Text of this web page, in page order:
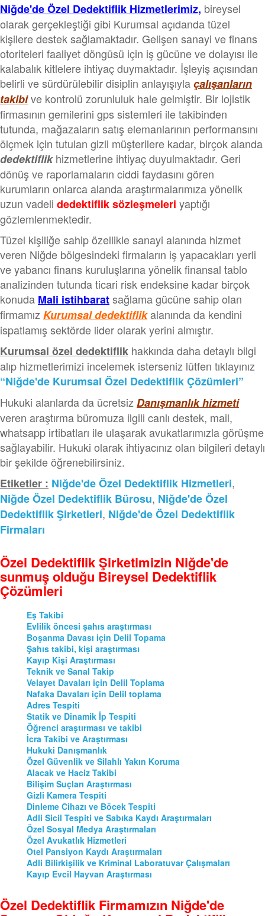
Niğde'de Özel Dedektiflik Hizmetlerimiz, bireysel
olarak gerçekleştiği gibi Kurumsal açıdanda tüzel
kişilere destek sağlamaktadır. Gelişen sanayi ve finans
otoriteleri faaliyet döngüsü için iş gücüne ve dolayısı ile
kalabalık kitlelere ihtiyaç duymaktadır. İşleyiş açısından
belirli ve sürdürülebilir disiplin anlayışıylaçalışanların
takibive kontrolü zorunluluk hale gelmiştir. Bir lojistik
firmasının gemilerini gps sistemleri ile takibinden
tutunda, mağazaların satış elemanlarının performansını
ölçmek için tutulan gizli müşterilere kadar, birçok alanda
dedektiflikhizmetlerine ihtiyaç duyulmaktadır. Geri
dönüş ve raporlamaların ciddi faydasını gören
kurumların onlarca alanda araştırmalarımıza yönelik
uzun vadeli dedektiflik sözleşmeleri yaptığı
gözlemlenmektedir.
Tüzel kişiliğe sahip özellikle sanayi alanında hizmet
veren Niğde bölgesindeki firmaların iş yapacakları yerli
ve yabancı finans kuruluşlarına yönelik finansal tablo
analizinden tutunda ticari risk endeksine kadar birçok
konuda Mali istihbaratsağlama gücüne sahip olan
firmamızKurumsal dedektiflikalanında da kendini
ispatlamış sektörde lider olarak yerini almıştır.
Kurumsal özel dedektiflik hakkında daha detaylı bilgi
alıp hizmetlerimizi incelemek isterseniz lütfen tıklayınız
“Niğde'de Kurumsal Özel Dedektiflik Çözümleri”
Hukuki alanlarda da ücretsizDanışmanlık hizmeti
veren araştırma büromuza ilgili canlı destek, mail,
whatsapp irtibatları ile ulaşarak avukatlarımızla görüşme
sağlayabilir. Hukuki olarak ihtiyacınız olan bilgileri detaylı
bir şekilde öğrenebilirsiniz.
Etiketler : Niğde'de Özel Dedektiflik Hizmetleri,
Niğde Özel Dedektiflik Bürosu, Niğde'de Özel
Dedektiflik Şirketleri, Niğde'de Özel Dedektiflik
Firmaları
Özel Dedektiflik Şirketimizin Niğde'de
sunmuş olduğu Bireysel Dedektiflik
Çözümleri
Eş Takibi
Evlilik öncesi şahıs araştırması
Boşanma Davası için Delil Topama
Şahıs takibi, kişi araştırması
Kayıp Kişi Araştırması
Teknik ve Sanal Takip
Velayet Davaları için Delil Toplama
Nafaka Davaları için Delil toplama
Adres Tespiti
Statik ve Dinamik İp Tespiti
Öğrenci araştırması ve takibi
İcra Takibi ve Araştırması
Hukuki Danışmanlık
Özel Güvenlik ve Silahlı Yakın Koruma
Alacak ve Haciz Takibi
Bilişim Suçları Araştırması
Gizli Kamera Tespiti
Dinleme Cihazı ve Böcek Tespiti
Adli Sicil Tespiti ve Sabıka Kaydı Araştırmaları
Özel Sosyal Medya Araştırmaları
Özel Avukatlık Hizmetleri
Otel Pansiyon Kaydı Araştırmaları
Adli Bilirkişilik ve Kriminal Laboratuvar Çalışmaları
Kayıp Evcil Hayvan Araştırması
Özel Dedektiflik Firmamızın Niğde'de